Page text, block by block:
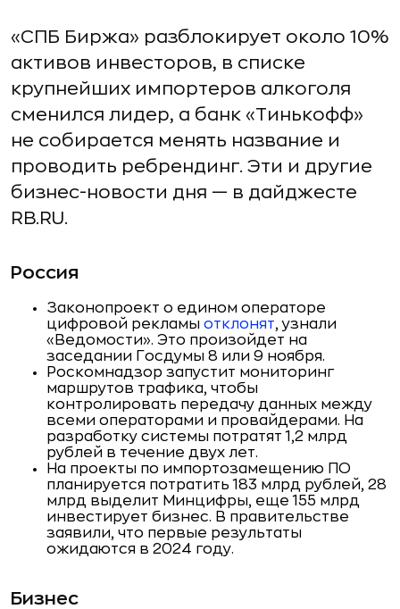
«СПБ Биржа» разблокирует около 10%
активов инвесторов, в списке
крупнейших импортеров алкоголя
сменился лидер, а банк «Тинькофф»
не собирается менять название и
проводить ребрендинг. Эти и другие
бизнес-новости дня — в дайджесте
RB.RU.
Россия
Законопроект о едином операторе
цифровой рекламы отклонят, узнали
«Ведомости». Это произойдет на
заседании Госдумы 8 или 9 ноября.
Роскомнадзор запустит мониторинг
маршрутов трафика, чтобы
контролировать передачу данных между
всеми операторами и провайдерами. На
разработку системы потратят 1,2 млрд
рублей в течение двух лет.
На проекты по импортозамещению ПО
планируется потратить 183 млрд рублей, 28
млрд выделит Минцифры, еще 155 млрд
инвестирует бизнес. В правительстве
заявили, что первые результаты
ожидаются в 2024 году.
Бизнес